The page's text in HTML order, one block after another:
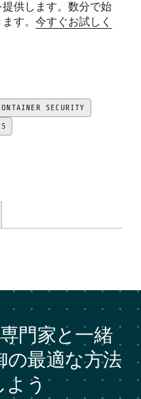
供します。数分で始
ます。今すぐお試しく
SECURITY
門家と一緒
最適な方法
う